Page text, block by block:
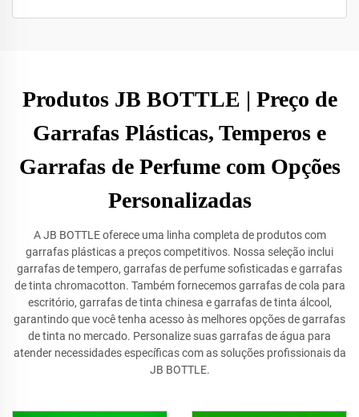
Produtos JB BOTTLE | Preço de
Garrafas Plásticas, Temperos e
Garrafas de Perfume com Opções
Personalizadas
A JB BOTTLE oferece uma linha completa de produtos com
garrafas plásticas a preços competitivos. Nossa seleção inclui
garrafas de tempero, garrafas de perfume sofisticadas e garrafas
de tinta chromacotton. Também fornecemos garrafas de cola para
escritório, garrafas de tinta chinesa e garrafas de tinta álcool,
garantindo que você tenha acesso às melhores opções de garrafas
de tinta no mercado. Personalize suas garrafas de água para
atender necessidades específicas com as soluções profissionais da
JB BOTTLE.